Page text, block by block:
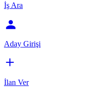
İş Ara
Aday Girişi
İlan Ver